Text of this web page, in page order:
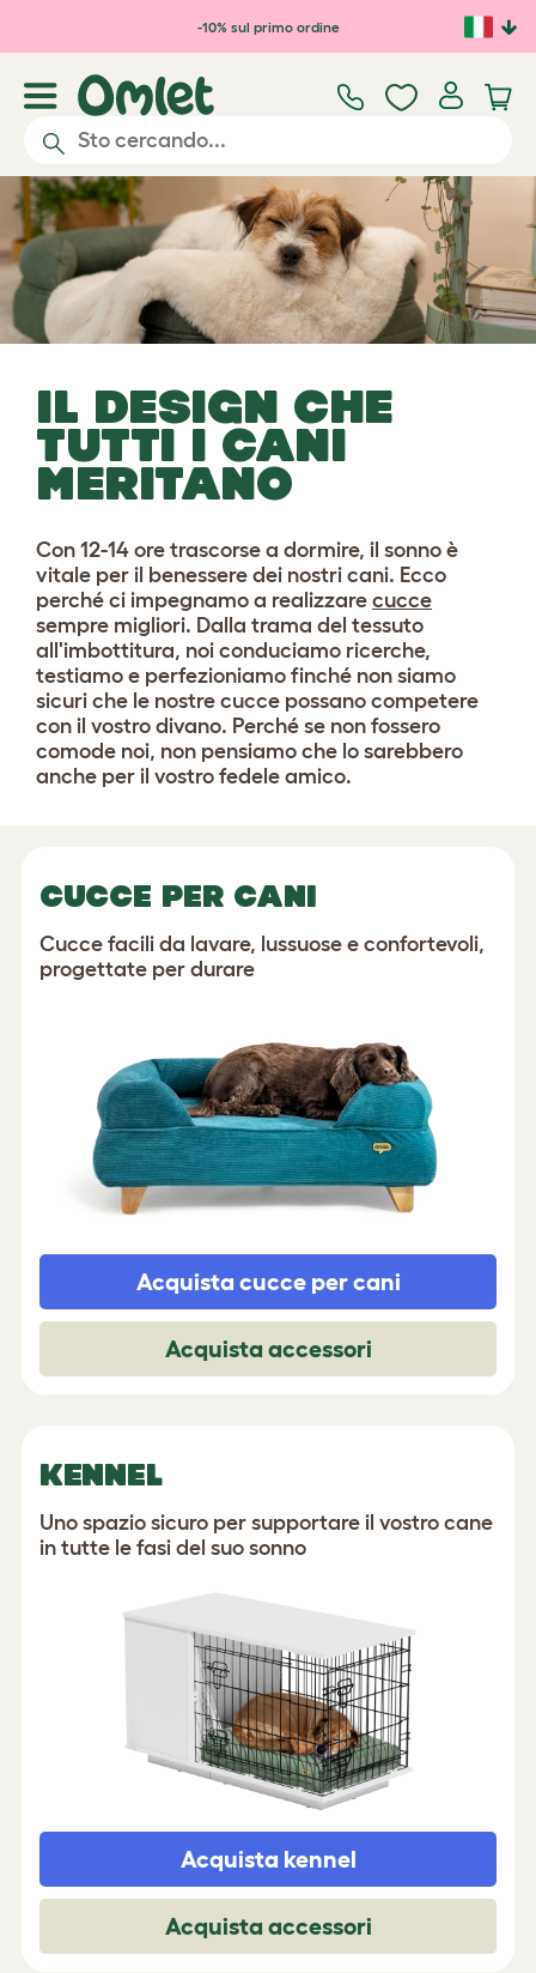
Passa al contenuto principale
-10% sul primo ordine
IL DESIGN CHE
TUTTI I CANI
MERITANO
Con 12-14 ore trascorse a dormire, il sonno è
vitale per il benessere dei nostri cani. Ecco
perché ci impegnamo a realizzare cucce
sempre migliori. Dalla trama del tessuto
all'imbottitura, noi conduciamo ricerche,
testiamo e perfezioniamo finché non siamo
sicuri che le nostre cucce possano competere
con il vostro divano. Perché se non fossero
comode noi, non pensiamo che lo sarebbero
anche per il vostro fedele amico.
CUCCE PER CANI
Cucce facili da lavare, lussuose e confortevoli,
progettate per durare
Acquista cucce per cani
Acquista accessori
KENNEL
Uno spazio sicuro per supportare il vostro cane
in tutte le fasi del suo sonno
Acquista kennel
Acquista accessori